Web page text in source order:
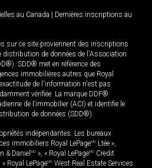
au Canada
Dernières inscriptions au
sur ce site proviennent des inscriptions
distribution de données de l'Association
SDD® met en référence des
immobilières autres que Royal
de l'information n'est pas
vérifiée. La marque DDF®
de l’immobilier (ACI) et identifie le
de données (SDD®).
indépendantes. Les bureaux
immobiliers Royal LePageMD Ltée »,
& Daniel MD », « Royal LePageMD Credit
Royal LePageMD West Real Estate Services